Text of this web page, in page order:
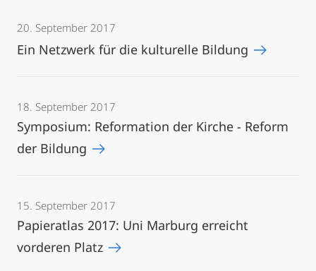
20. September 2017
Ein Netzwerk für die kulturelle Bildung
18. September 2017
Symposium: Reformation der Kirche - Reform
der Bildung
15. September 2017
Papieratlas 2017: Uni Marburg erreicht
vorderen Platz